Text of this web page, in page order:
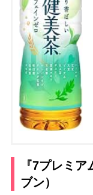
『7プレミ
ブン）